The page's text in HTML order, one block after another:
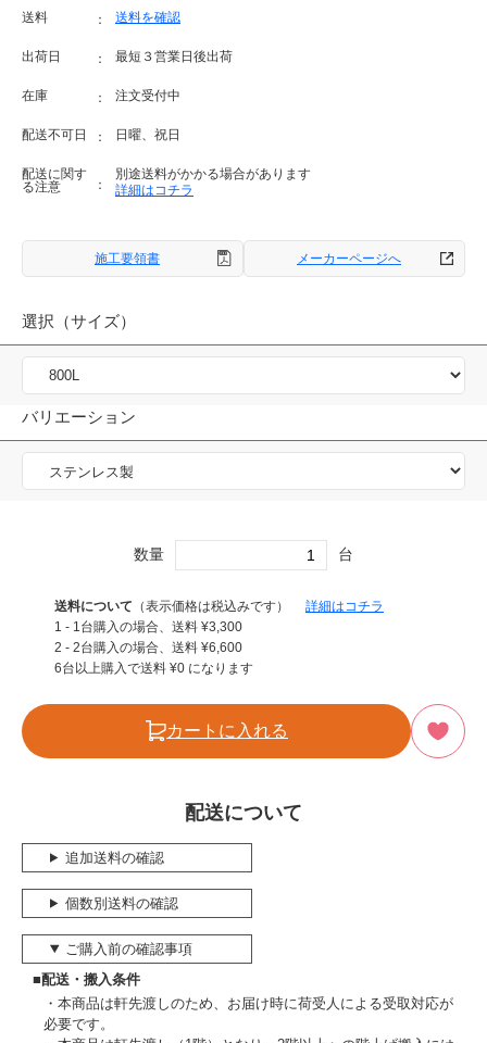
送料 送料を確認
出荷日 最短３営業日後出荷
在庫 注文受付中
配送不可日 日曜、祝日
配送に関す
る注意
別途送料がかかる場合があります
詳細はコチラ
施工要領書 メーカーページへ
選択（サイズ）
バリエーション
数量 台
送料について （表示価格は税込みです） 詳細はコチラ
1 - 1台購入の場合、送料 ¥3,300
2 - 2台購入の場合、送料 ¥6,600
6台以上購入で送料 ¥0 になります
カートに入れる
配送について
追加送料の確認
個数別送料の確認
ご購入前の確認事項
■配送・搬入条件
本商品は軒先渡しのため、お届け時に荷受人による受取対応が
必要です。